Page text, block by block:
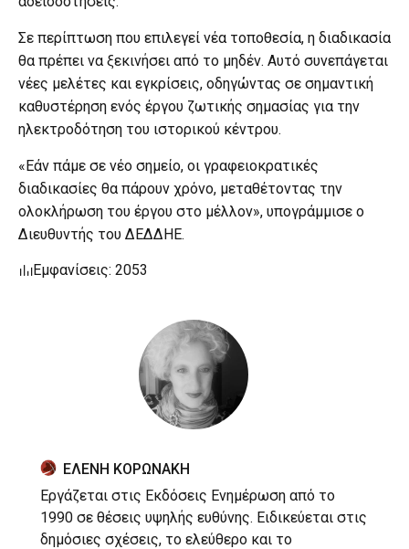
Σε περίπτωση που επιλεγεί νέα τοποθεσία, η διαδικασία
θα πρέπει να ξεκινήσει από το μηδέν. Αυτό συνεπάγεται
νέες μελέτες και εγκρίσεις, οδηγώντας σε σημαντική
καθυστέρηση ενός έργου ζωτικής σημασίας για την
ηλεκτροδότηση του ιστορικού κέντρου.
«Εάν πάμε σε νέο σημείο, οι γραφειοκρατικές
διαδικασίες θα πάρουν χρόνο, μεταθέτοντας την
ολοκλήρωση του έργου στο μέλλον», υπογράμμισε ο
Διευθυντής του ΔΕΔΔΗΕ.
Εμφανίσεις: 2053
ΕΛΕΝΗ ΚΟΡΩΝΑΚΗ
Εργάζεται στις Εκδόσεις Ενημέρωση από το
1990 σε θέσεις υψηλής ευθύνης. Ειδικεύεται στις
δημόσιες σχέσεις, το ελεύθερο και το